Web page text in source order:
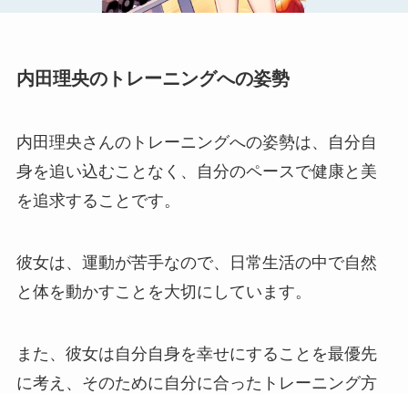
内田理央のトレーニングへの姿勢
内田理央さんのトレーニングへの姿勢は、自分自
身を追い込むことなく、自分のペースで健康と美
を追求することです。
彼女は、運動が苦手なので、日常生活の中で自然
と体を動かすことを大切にしています。
また、彼女は自分自身を幸せにすることを最優先
に考え、そのために自分に合ったトレーニング方